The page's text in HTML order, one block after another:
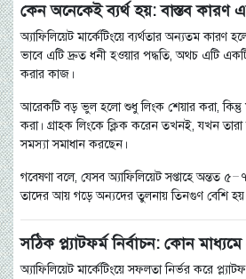
কেন অনেকেই ব্যর্থ হয়: বাস্তব কারণ
অ্যাফিলিয়েট মার্কেটিংয়ে ব্যর্থতার অন্যতম কারণ
ভাবে এটি দ্রুত ধনী হওয়ার পদ্ধতি, অথচ এটি একটি
করার কাজ।
আরেকটি বড় ভুল হলো শুধু লিংক শেয়ার করা, কিন্তু
করা। গ্রাহক লিংকে ক্লিক করেন তখনই, যখন
সমস্যা সমাধান করছেন।
গবেষণা বলে, যেসব অ্যাফিলিয়েট সপ্তাহে অন্তত
তাদের আয় গড়ে অন্যদের তুলনায় তিনগুণ বেশি
সঠিক প্ল্যাটফর্ম নির্বাচন: কোন
অ্যাফিলিয়েট মার্কেটিংয়ে সফলতা নির্ভর করে